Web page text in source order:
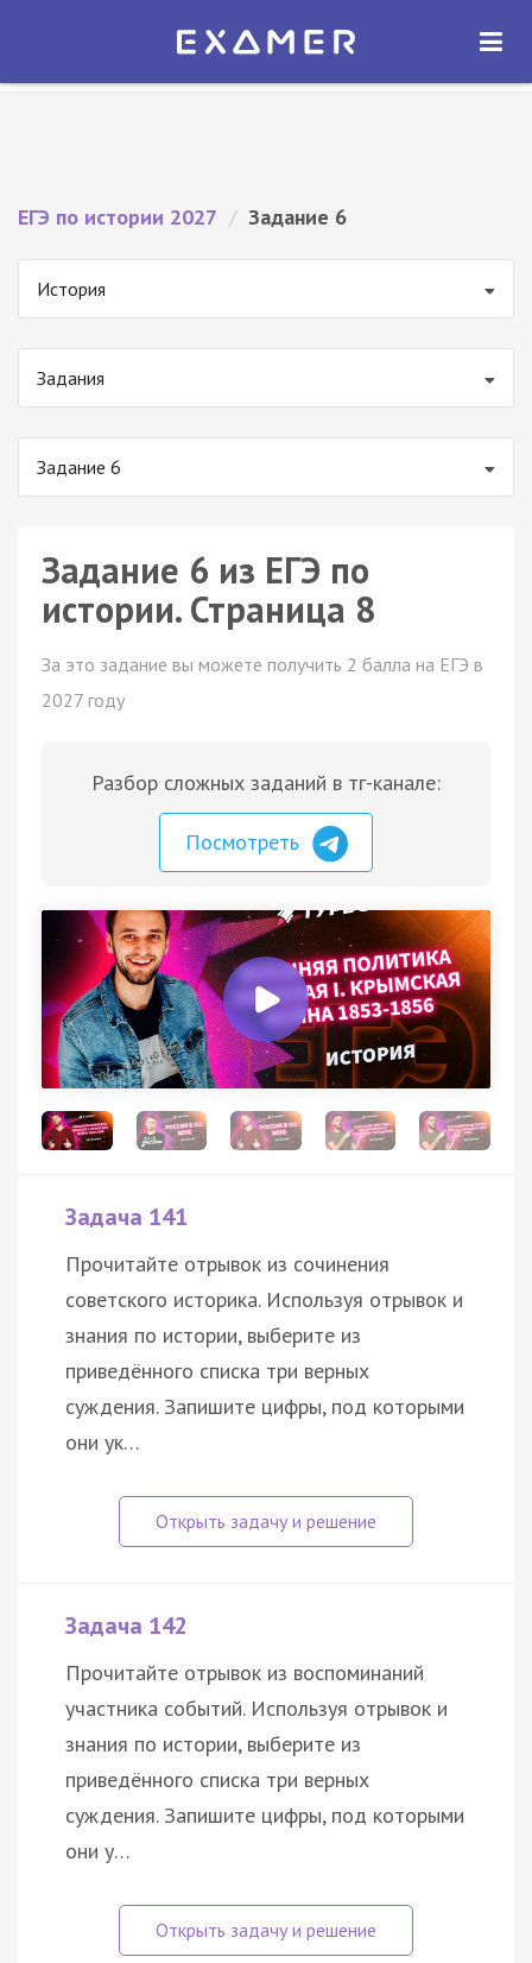
Экзамер — ЕГЭ 2027
ОТКРЫТЬ
ЕГЭ по истории 2027 / Задание 6
История
Задания
Задание 6
Задание 6 из ЕГЭ по
истории. Страница 8
За это задание вы можете получить 2 балла на ЕГЭ в
2027 году
Разбор сложных заданий в тг-канале:
Посмотреть
Задача 141
Прочитайте отрывок из сочинения
советского историка. Используя отрывок и
знания по истории, выберите из
приведённого списка три верных
суждения. Запишите цифры, под которыми
они ук…
Задача 142
Прочитайте отрывок из воспоминаний
участника событий. Используя отрывок и
знания по истории, выберите из
приведённого списка три верных
суждения. Запишите цифры, под которыми
они у…